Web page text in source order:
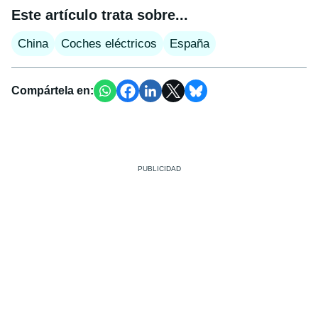
Este artículo trata sobre...
China Coches eléctricos España
Compártela en: